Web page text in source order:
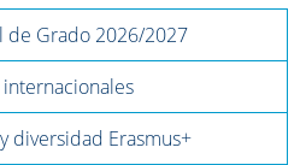
de Grado 2026/2027
diversidad Erasmus+